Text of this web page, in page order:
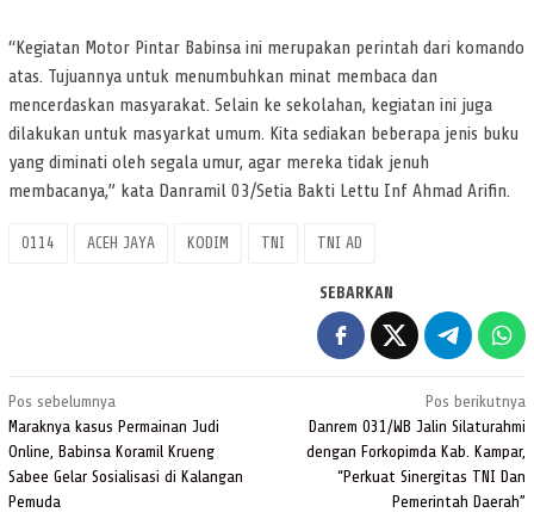
“Kegiatan Motor Pintar Babinsa ini merupakan perintah dari komando
atas. Tujuannya untuk menumbuhkan minat membaca dan
mencerdaskan masyarakat. Selain ke sekolahan, kegiatan ini juga
dilakukan untuk masyarkat umum. Kita sediakan beberapa jenis buku
yang diminati oleh segala umur, agar mereka tidak jenuh
membacanya,” kata Danramil 03/Setia Bakti Lettu Inf Ahmad Arifin.
0114 ACEH JAYA KODIM TNI TNI AD
SEBARKAN
Navigasi
pos
Pos sebelumnya
Maraknya kasus Permainan Judi
Online, Babinsa Koramil Krueng
Sabee Gelar Sosialisasi di Kalangan
Pemuda
Pos berikutnya
Danrem 031/WB Jalin Silaturahmi
dengan Forkopimda Kab. Kampar,
“Perkuat Sinergitas TNI Dan
Pemerintah Daerah”